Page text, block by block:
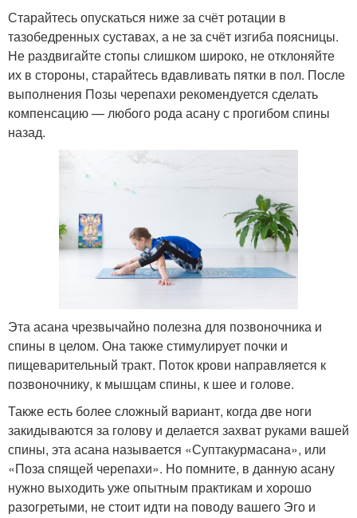
Старайтесь опускаться ниже за счёт ротации в
тазобедренных суставах, а не за счёт изгиба поясницы.
Не раздвигайте стопы слишком широко, не отклоняйте
их в стороны, старайтесь вдавливать пятки в пол. После
выполнения Позы черепахи рекомендуется сделать
компенсацию — любого рода асану с прогибом спины
назад.
Эта асана чрезвычайно полезна для позвоночника и
спины в целом. Она также стимулирует почки и
пищеварительный тракт. Поток крови направляется к
позвоночнику, к мышцам спины, к шее и голове.
Также есть более сложный вариант, когда две ноги
закидываются за голову и делается захват руками вашей
спины, эта асана называется «Суптакурмасана», или
«Поза спящей черепахи». Но помните, в данную асану
нужно выходить уже опытным практикам и хорошо
разогретыми, не стоит идти на поводу вашего Эго и